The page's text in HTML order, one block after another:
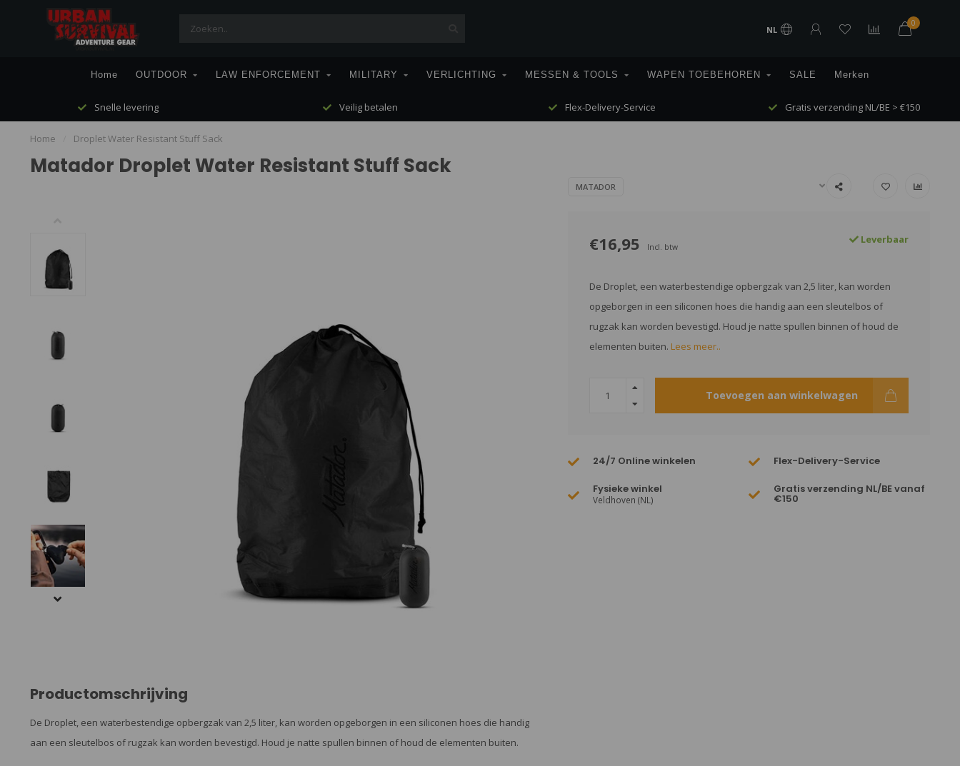
NL
0
Home OUTDOOR LAW ENFORCEMENT MILITARY VERLICHTING MESSEN & TOOLS WAPEN TOEBEHOREN SALE Merken
Snelle levering Veilig betalen Flex-Delivery-Service Gratis verzending NL/BE > €150
Home Droplet Water Resistant Stuff Sack
Matador Droplet Water Resistant Stuff Sack
MATADOR
€16,95 Incl. btw
Leverbaar
De Droplet, een waterbestendige opbergzak van 2,5 liter, kan worden
opgeborgen in een siliconen hoes die handig aan een sleutelbos of
rugzak kan worden bevestigd. Houd je natte spullen binnen of houd de
elementen buiten. Lees meer..
Toevoegen aan winkelwagen
24/7 Online winkelen Flex-Delivery-Service
Fysieke winkel
Veldhoven (NL)
Gratis verzending NL/BE vanaf
€150
Productomschrijving
De Droplet, een waterbestendige opbergzak van 2,5 liter, kan worden opgeborgen in een siliconen hoes die handig
aan een sleutelbos of rugzak kan worden bevestigd. Houd je natte spullen binnen of houd de elementen buiten.